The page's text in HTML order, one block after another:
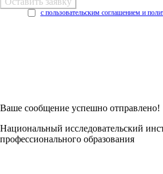
с пользовательским соглашением и
Ваше сообщение успешно отправлено!
Национальный исследовательский
профессионального образования